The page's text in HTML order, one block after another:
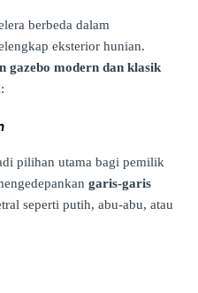
berbeda dalam
eksterior hunian.
gazebo modern dan klasik
pilihan utama bagi pemilik
garis-garis
seperti putih, abu-abu, atau